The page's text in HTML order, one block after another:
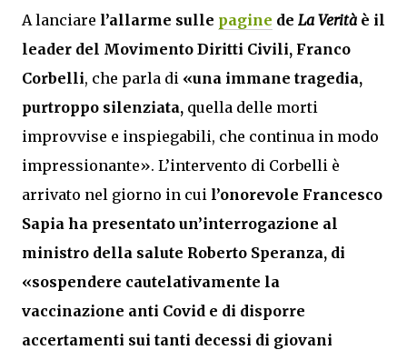
A lanciare l’allarme sulle pagine de La Verità è il
leader del Movimento Diritti Civili, Franco
Corbelli, che parla di «una immane tragedia,
purtroppo silenziata, quella delle morti
improvvise e inspiegabili, che continua in modo
impressionante». L’intervento di Corbelli è
arrivato nel giorno in cui l’onorevole Francesco
Sapia ha presentato un’interrogazione al
ministro della salute Roberto Speranza, di
«sospendere cautelativamente la
vaccinazione anti Covid e di disporre
accertamenti sui tanti decessi di giovani